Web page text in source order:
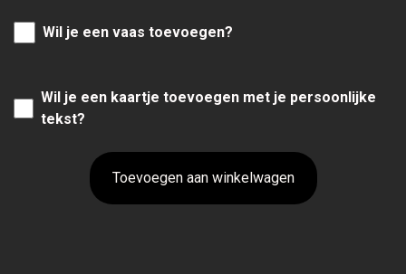
Wil je een vaas toevoegen?
Wil je een kaartje toevoegen met je persoonlijke
tekst?
Toevoegen aan winkelwagen